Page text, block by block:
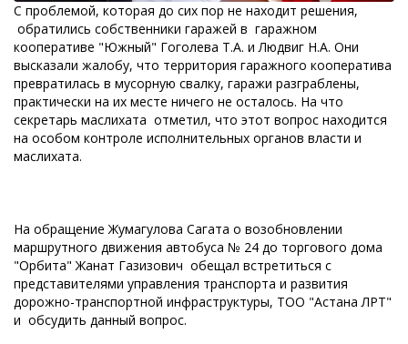
С проблемой, которая до сих пор не находит решения,
обратились собственники гаражей в гаражном
кооперативе "Южный" Гоголева Т.А. и Людвиг Н.А. Они
высказали жалобу, что территория гаражного кооператива
превратилась в мусорную свалку, гаражи разграблены,
практически на их месте ничего не осталось. На что
секретарь маслихата отметил, что этот вопрос находится
на особом контроле исполнительных органов власти и
маслихата.
На обращение Жумагулова Сагата о возобновлении
маршрутного движения автобуса № 24 до торгового дома
"Орбита" Жанат Газизович обещал встретиться с
представителями управления транспорта и развития
дорожно-транспортной инфраструктуры, ТОО "Астана ЛРТ"
и обсудить данный вопрос.